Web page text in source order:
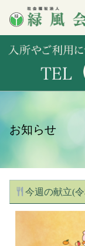
お知らせ
今週の献立(